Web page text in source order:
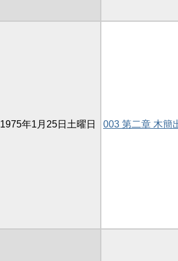
1975年1月25日土曜日 003 第二章 木簡